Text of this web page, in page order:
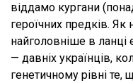
віддамо кургани
героїчних предків. Як
найголовніше в ланці
— давніх українців,
генетичному рівні те,